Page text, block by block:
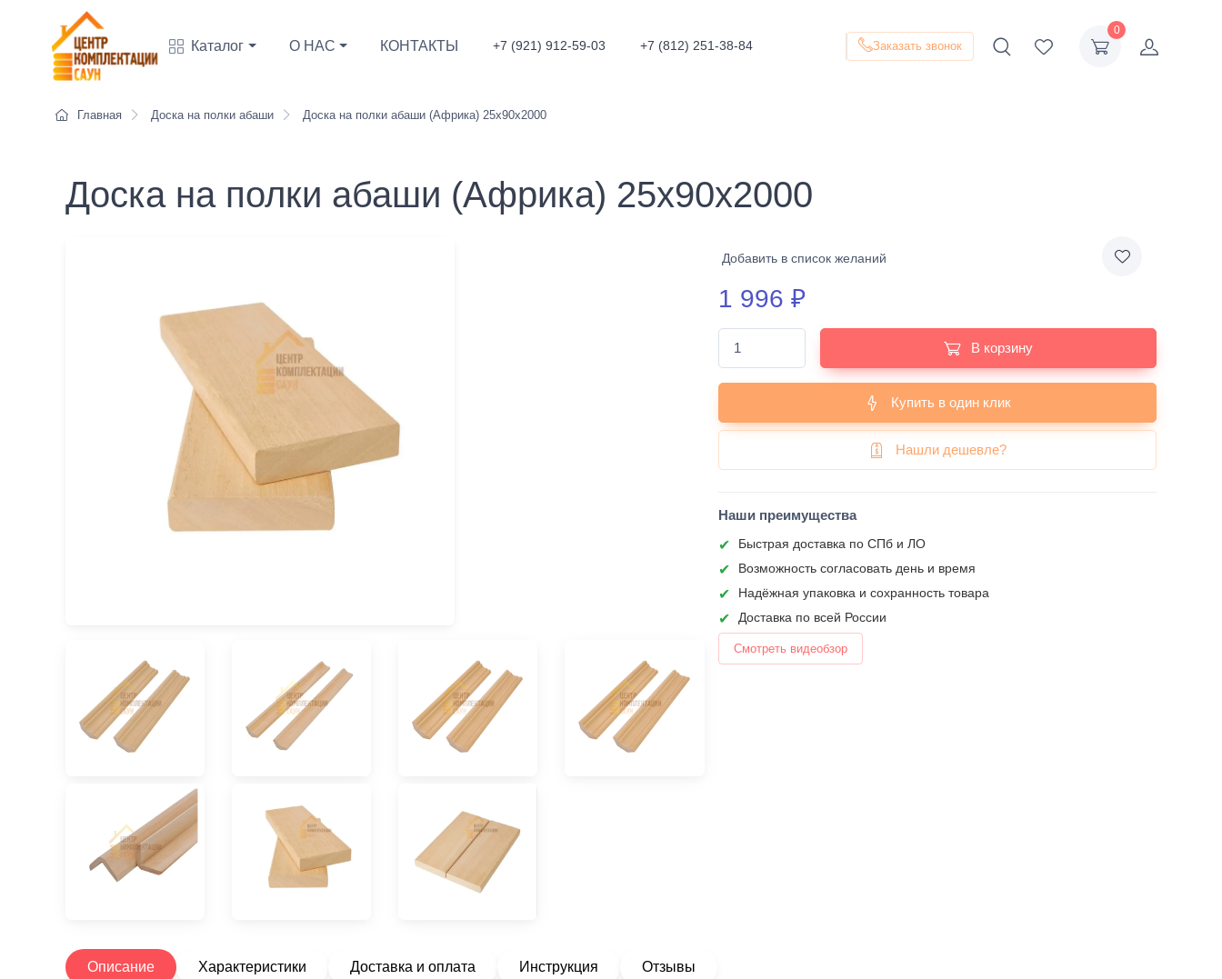
Каталог О НАС КОНТАКТЫ +7 (921) 912-59-03 +7 (812) 251-38-84 Заказать звонок
0
Главная Доска на полки абаши Доска на полки абаши (Африка) 25х90х2000
Доска на полки абаши (Африка) 25х90х2000
Добавить в список желаний
1 996 ₽
В корзину
Купить в один клик
Нашли дешевле?
Наши преимущества
Быстрая доставка по СПб и ЛО
Возможность согласовать день и время
Надёжная упаковка и сохранность товара
Доставка по всей России
Смотреть видеобзор
Описание Характеристики Доставка и оплата Инструкция Отзывы